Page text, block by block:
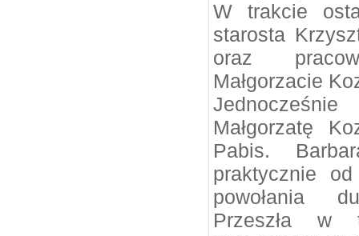
W trakcie
starosta
oraz
Małgorzacie
Małgorzatę
Pabis.
praktycznie
powołania
Przeszła w